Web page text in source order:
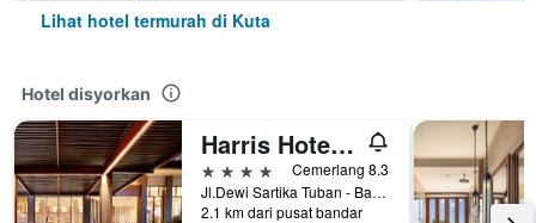
Lihat hotel termurah di Kuta
Hotel disyorkan
Harris Hotel Kuta Tuban Bali
4 bintang
Cemerlang 8.3
Jl.Dewi Sartika Tuban - Bali, Indonesia, 3, Kuta, Indonesia
2.1 km dari pusat bandar